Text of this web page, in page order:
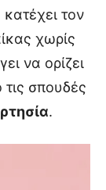
τον
χωρίς
να ορίζει
σπουδές
.